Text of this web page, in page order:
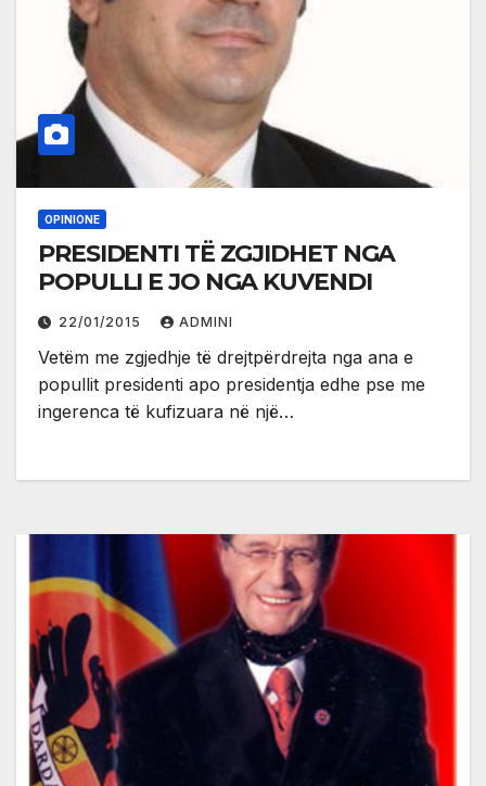
OPINIONE
PRESIDENTI TË ZGJIDHET NGA
POPULLI E JO NGA KUVENDI
22/01/2015 ADMINI
Vetëm me zgjedhje të drejtpërdrejta nga ana e
popullit presidenti apo presidentja edhe pse me
ingerenca të kufizuara në një…